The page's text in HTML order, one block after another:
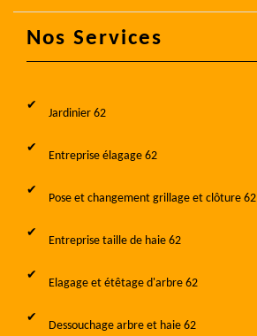
Nos Services
Jardinier 62
Entreprise élagage 62
Pose et changement grillage et clôture 62
Entreprise taille de haie 62
Elagage et étêtage d'arbre 62
Dessouchage arbre et haie 62